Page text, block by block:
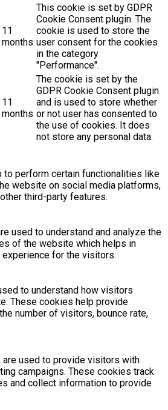
11
months
This cookie is set by GDPR
Cookie Consent plugin. The
cookie is used to store the
user consent for the cookies
in the category
"Performance".
11
months
The cookie is set by the
GDPR Cookie Consent plugin
and is used to store whether
or not user has consented to
the use of cookies. It does
not store any personal data.
to perform certain functionalities like
website on social media platforms,
third-party features.
used to understand and analyze the
of the website which helps in
for the visitors.
to understand how visitors
These cookies help provide
number of visitors, bounce rate,
used to provide visitors with
campaigns. These cookies track
and collect information to provide